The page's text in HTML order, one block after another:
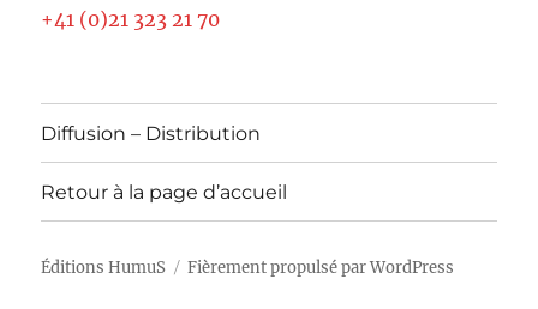
+41 (0)21 323 21 70
Diffusion – Distribution
Retour à la page d’accueil
Éditions HumuS Fièrement propulsé par WordPress